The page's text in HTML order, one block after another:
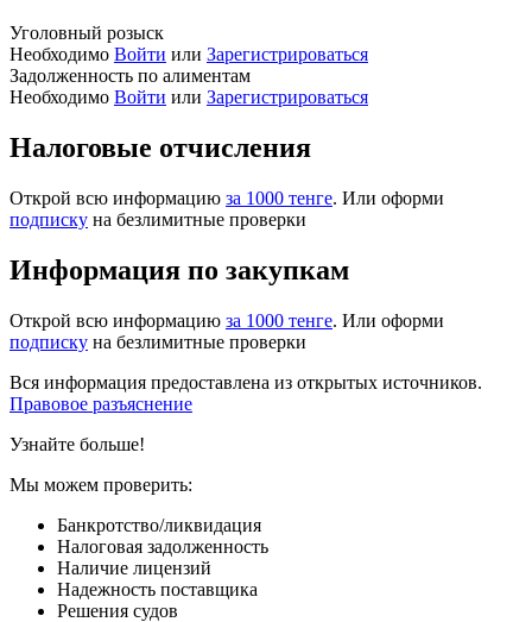
Уголовный розыск
Необходимо Войти или Зарегистрироваться
Задолженность по алиментам
Необходимо Войти или Зарегистрироваться
Налоговые отчисления
Открой всю информацию за 1000 тенге. Или оформи
подписку на безлимитные проверки
Информация по закупкам
Открой всю информацию за 1000 тенге. Или оформи
подписку на безлимитные проверки
Вся информация предоставлена из открытых источников.
Правовое разъяснение
Узнайте больше!
Мы можем проверить:
Банкротство/ликвидация
Налоговая задолженность
Наличие лицензий
Надежность поставщика
Решения судов